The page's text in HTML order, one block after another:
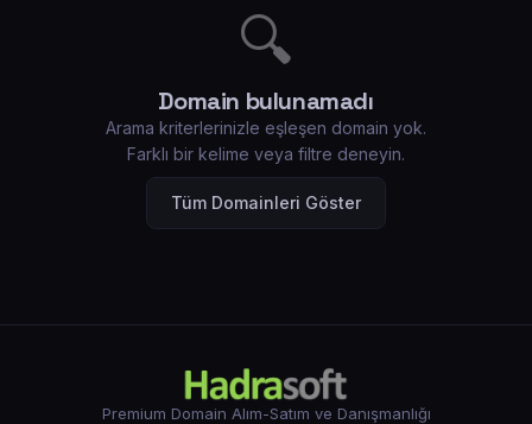
🔍
Domain bulunamadı
Arama kriterlerinizle eşleşen domain yok.
Farklı bir kelime veya filtre deneyin.
Tüm Domainleri Göster
Premium Domain Alım-Satım ve Danışmanlığı